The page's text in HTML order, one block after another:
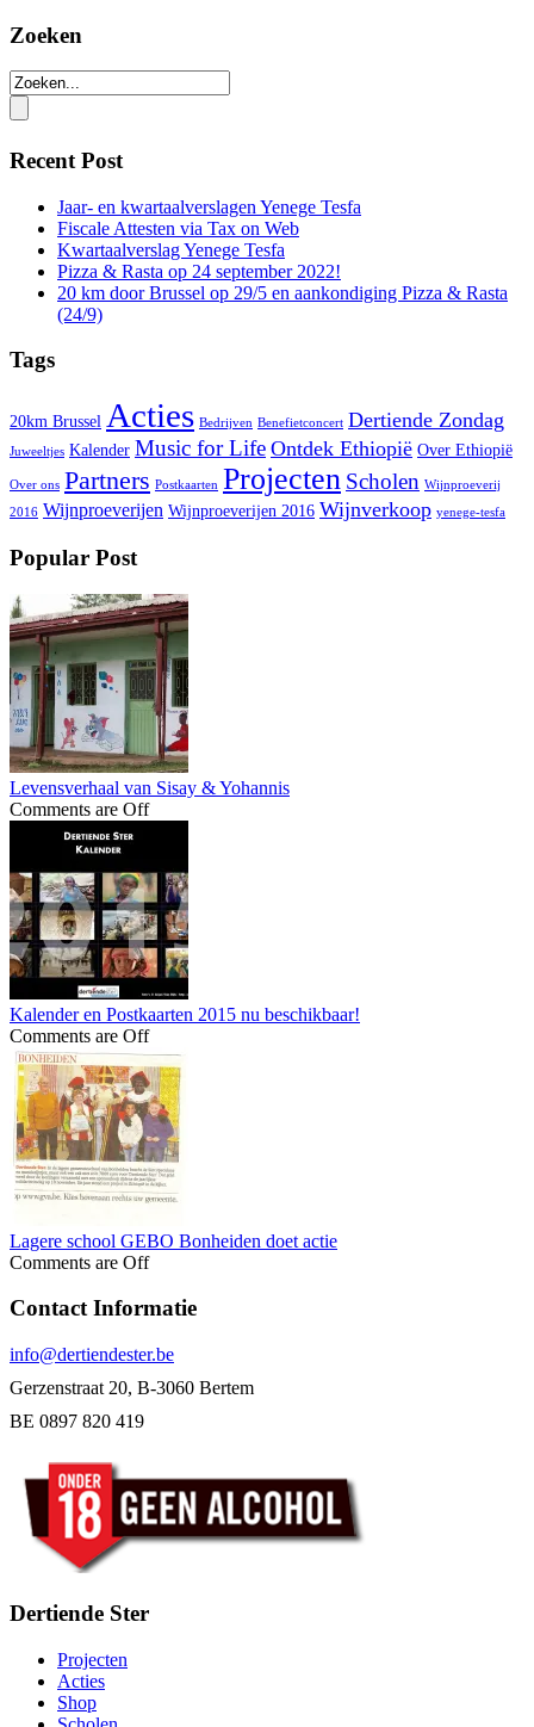
Zoeken
Recent Post
Jaar- en kwartaalverslagen Yenege Tesfa
Fiscale Attesten via Tax on Web
Kwartaalverslag Yenege Tesfa
Pizza & Rasta op 24 september 2022!
20 km door Brussel op 29/5 en aankondiging Pizza & Rasta
(24/9)
Tags
20km Brussel Acties Bedrijven Benefietconcert Dertiende Zondag
Juweeltjes Kalender Music for Life Ontdek Ethiopië Over Ethiopië
Over ons Partners Postkaarten Projecten Scholen Wijnproeverij
2016 Wijnproeverijen Wijnproeverijen 2016 Wijnverkoop yenege-tesfa
Popular Post
Levensverhaal van Sisay & Yohannis
Comments are Off
Kalender en Postkaarten 2015 nu beschikbaar!
Comments are Off
Lagere school GEBO Bonheiden doet actie
Comments are Off
Contact Informatie
info@dertiendester.be
Gerzenstraat 20, B-3060 Bertem
BE 0897 820 419
Dertiende Ster
Projecten
Acties
Shop